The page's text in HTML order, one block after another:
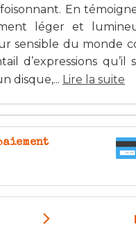
En
léger et
sensible du monde
d’expressions
disque,... Lire la suite